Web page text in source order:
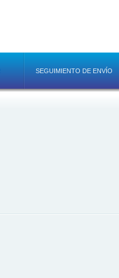
SEGUIMIENTO DE ENVÍO